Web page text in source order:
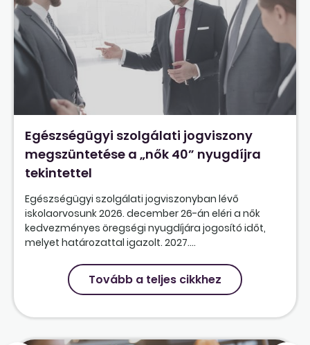
Egészségügyi szolgálati jogviszony
megszüntetése a „nők 40” nyugdíjra
tekintettel
Egészségügyi szolgálati jogviszonyban lévő
iskolaorvosunk 2026. december 26-án eléri a nők
kedvezményes öregségi nyugdíjára jogosító időt,
melyet határozattal igazolt. 2027....
Tovább a teljes cikkhez